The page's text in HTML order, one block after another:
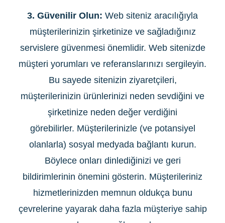
3. Güvenilir Olun: Web siteniz aracılığıyla
müşterilerinizin şirketinize ve sağladığınız
servislere güvenmesi önemlidir. Web sitenizde
müşteri yorumları ve referanslarınızı sergileyin.
Bu sayede sitenizin ziyaretçileri,
müşterilerinizin ürünlerinizi neden sevdiğini ve
şirketinize neden değer verdiğini
görebilirler. Müşterilerinizle (ve potansiyel
olanlarla) sosyal medyada bağlantı kurun.
Böylece onları dinlediğinizi ve geri
bildirimlerinin önemini gösterin. Müşterileriniz
hizmetlerinizden memnun oldukça bunu
çevrelerine yayarak daha fazla müşteriye sahip